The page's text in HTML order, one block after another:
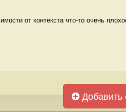
от контекста что-то очень
Добавить